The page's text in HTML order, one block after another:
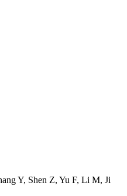
Y, Shen Z, Yu F, Li M, Ji